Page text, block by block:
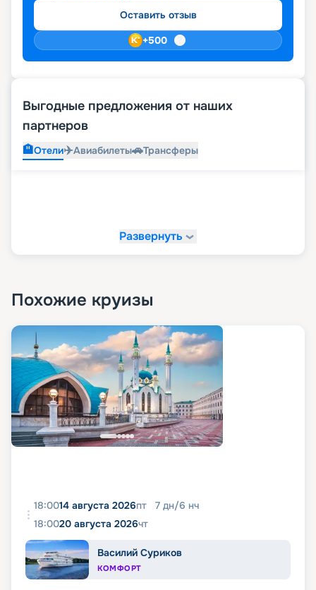
Оставить отзыв
+500
Выгодные предложения от наших
партнеров
🏨Отели✈️Авиабилеты🚗Трансферы
Развернуть
Похожие круизы
18:0014 августа 2026пт 7 дн/6 нч
18:0020 августа 2026чт
Василий Суриков
КОМФОРТ